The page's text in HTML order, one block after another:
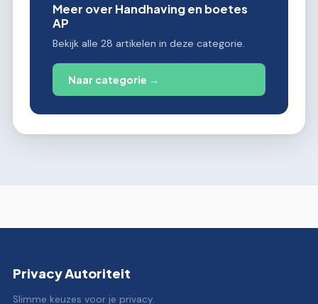
Meer over Handhaving en boetes
AP
Bekijk alle 28 artikelen in deze categorie.
Naar categorie →
Privacy Autoriteit
Slimme keuzes voor je privacy.